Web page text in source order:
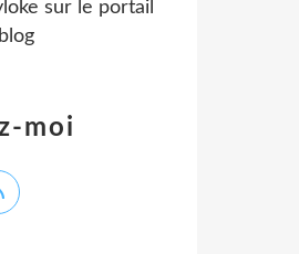
moi
sur le portail